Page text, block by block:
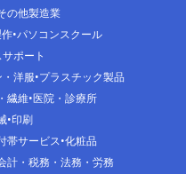
の他製造業
パソコンスクール
ポート
洋服 プラスチック製品
繊維 医院・診療所
印刷
帯サービス 化粧品
計・税務・法務・労務